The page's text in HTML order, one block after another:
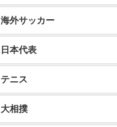
海外サッカー
日本代表
テニス
大相撲